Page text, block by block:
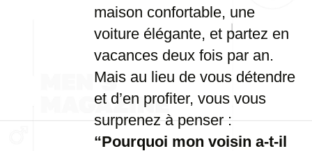
maison confortable, une
voiture élégante, et partez en
vacances deux fois par an.
Mais au lieu de vous détendre
et d’en profiter, vous vous
surprenez à penser :
“Pourquoi mon voisin a-t-il